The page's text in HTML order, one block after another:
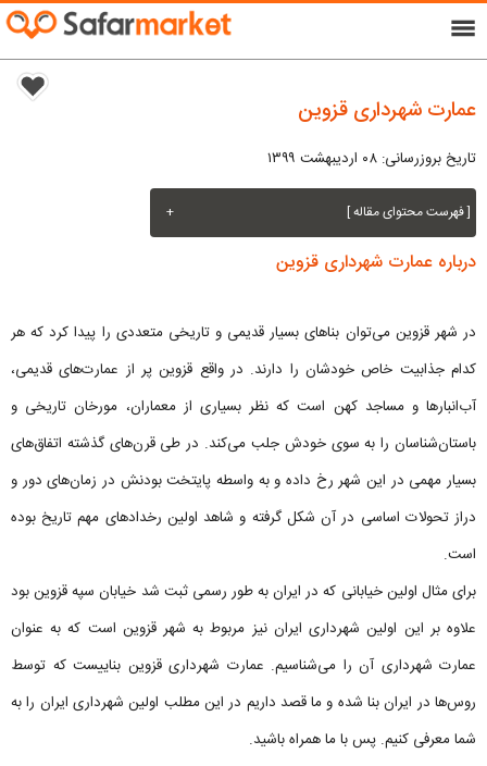
menu
عمارت شهرداری قزوین
تاریخ بروزرسانی: ۰۸ اردیبهشت ۱۳۹۹
[ فهرست محتوای مقاله ] +
درباره عمارت شهرداری قزوین
در شهر قزوین می‌توان بناهای بسیار قدیمی و تاریخی متعددی را پیدا کرد که هر
کدام جذابیت خاص خودشان را دارند. در واقع قزوین پر از عمارت‌های قدیمی،
آب‌انبارها و مساجد کهن است که نظر بسیاری از معماران، مورخان تاریخی و
باستان‌شناسان را به سوی خودش جلب می‌کند. در طی قرن‌های گذشته اتفاق‌های
بسیار مهمی در این شهر رخ داده و به واسطه پایتخت بودنش در زمان‌های دور و
دراز تحولات اساسی در آن شکل گرفته و شاهد اولین رخدادهای مهم تاریخ بوده
است.
برای مثال اولین خیابانی که در ایران به طور رسمی ثبت شد خیابان سپه قزوین بود
علاوه بر این اولین شهرداری ایران نیز مربوط به شهر قزوین است که به عنوان
عمارت شهرداری آن را می‌شناسیم. عمارت شهرداری قزوین بناییست که توسط
روس‌ها در ایران بنا شده و ما قصد داریم در این مطلب اولین شهرداری ایران را به
شما معرفی کنیم. پس با ما همراه باشید.